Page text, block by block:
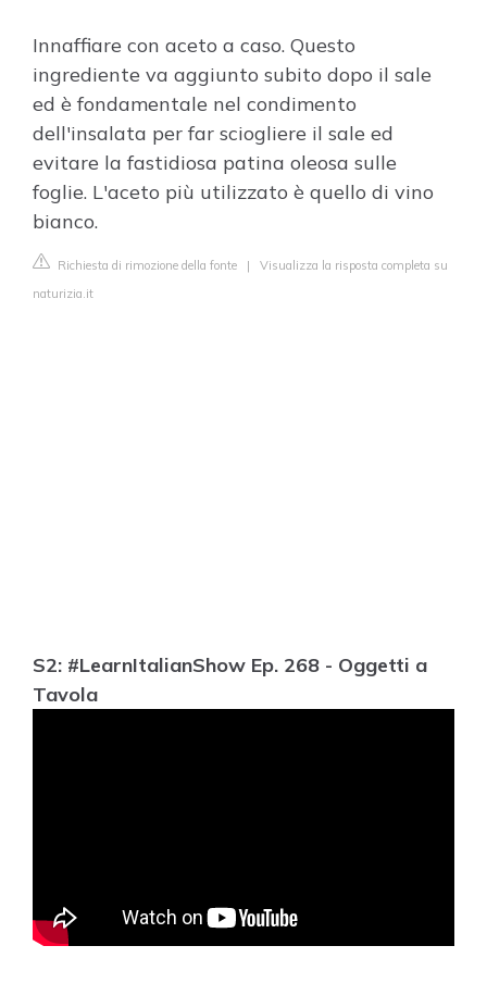
Innaffiare con aceto a caso. Questo
ingrediente va aggiunto subito dopo il sale
ed è fondamentale nel condimento
dell'insalata per far sciogliere il sale ed
evitare la fastidiosa patina oleosa sulle
foglie. L'aceto più utilizzato è quello di vino
bianco.
Richiesta di rimozione della fonte | Visualizza la risposta completa su
naturizia.it
S2: #LearnItalianShow Ep. 268 - Oggetti a
Tavola